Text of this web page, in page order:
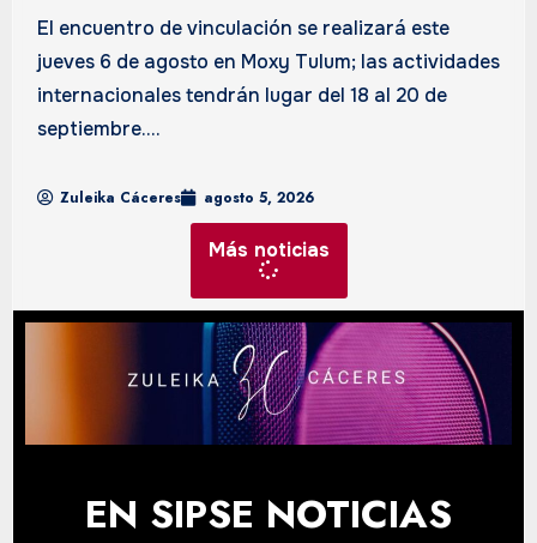
El encuentro de vinculación se realizará este
jueves 6 de agosto en Moxy Tulum; las actividades
internacionales tendrán lugar del 18 al 20 de
septiembre....
Zuleika Cáceres agosto 5, 2026
Más noticias
EN SIPSE NOTICIAS